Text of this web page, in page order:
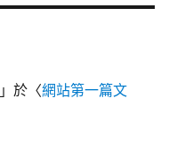
」於〈網站第一篇文